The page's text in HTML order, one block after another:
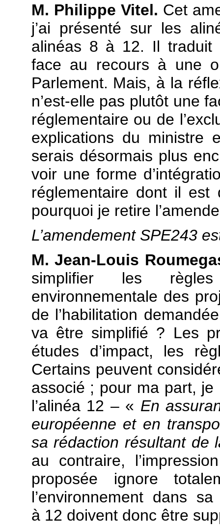
M. Philippe Vitel. Cet
j’ai présenté sur les
alinéas 8 à 12. Il traduit
face au recours à une
Parlement. Mais, à la
n’est-elle pas plutôt une
réglementaire ou de
explications du
serais désormais plus
voir une forme
réglementaire dont il est
pourquoi je retire
L’amendement SPE243
M. Jean-Louis
simplifier les
environnementale des
de l’habilitation
va être simplifié ? Les
études d’impact, les
Certains peuvent
associé ; pour ma part, je
l’alinéa 12 – « En
européenne et en
sa rédaction résultant de
au contraire,
proposée ignore
l’environnement dans
à 12 doivent donc être